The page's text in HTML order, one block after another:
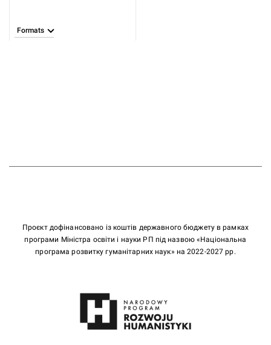
Formats
Проєкт дофінансовано із коштів державного бюджету в рамках
програми Міністра освіти і науки РП під назвою «Національна
програма розвитку гуманітарних наук» на 2022-2027 рр.